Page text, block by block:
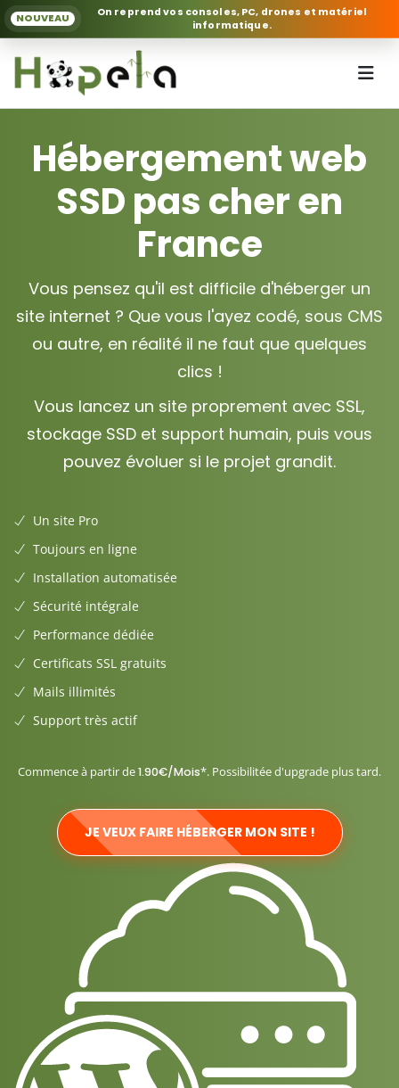
NOUVEAU
On reprend vos consoles, PC, drones et matériel
informatique.
Hébergement web
SSD pas cher en
France
Vous pensez qu'il est difficile d'héberger un
site internet ? Que vous l'ayez codé, sous CMS
ou autre, en réalité il ne faut que quelques
clics !
Vous lancez un site proprement avec SSL,
stockage SSD et support humain, puis vous
pouvez évoluer si le projet grandit.
Un site Pro
Toujours en ligne
Installation automatisée
Sécurité intégrale
Performance dédiée
Certificats SSL gratuits
Mails illimités
Support très actif
Commence à partir de1.90€/Mois*. Possibilitée d'upgrade plus tard.
JE VEUX FAIRE HÉBERGER MON SITE !